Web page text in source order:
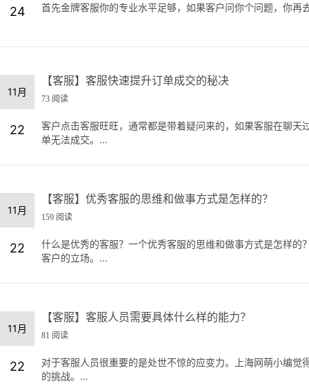
24 首先金牌客服你的专业水平足够，如果客户问你个问题，你
11月
22
【客服】客服快速提升订单成交的秘决
73 阅读
客户点击客服旺旺，通常都是带着疑问来的，如果客服在聊
单无法成交。...
11月
22
【客服】优秀客服的思维和做事方式是怎样的？
159 阅读
什么是优秀的客服？一个优秀客服的思维和做事方式是怎样
客户的立场。...
11月
22
【客服】客服人员需要具体什么样的能力？
81 阅读
对于客服人员很重要的是处世不惊的应变力。上海网萌小编
的挑战。...